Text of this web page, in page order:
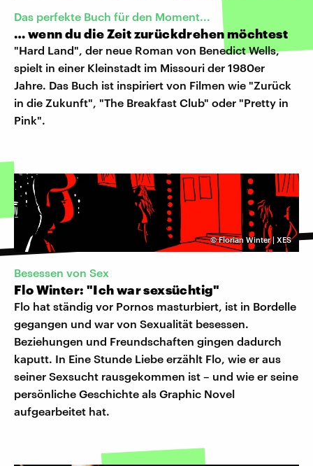
Das perfekte Buch für den Moment...
… wenn du die Zeit zurückdrehen möchtest
"Hard Land", der neue Roman von Benedict Wells,
spielt in einer Kleinstadt im Missouri der 1980er
Jahre. Das Buch ist inspiriert von Filmen wie "Zurück
in die Zukunft", "The Breakfast Club" oder "Pretty in
Pink".
©Florian Winter | XES
Besessen von Sex
Flo Winter: "Ich war sexsüchtig"
Flo hat ständig vor Pornos masturbiert, ist in Bordelle
gegangen und war von Sexualität besessen.
Beziehungen und Freundschaften gingen dadurch
kaputt. In Eine Stunde Liebe erzählt Flo, wie er aus
seiner Sexsucht rausgekommen ist – und wie er seine
persönliche Geschichte als Graphic Novel
aufgearbeitet hat.